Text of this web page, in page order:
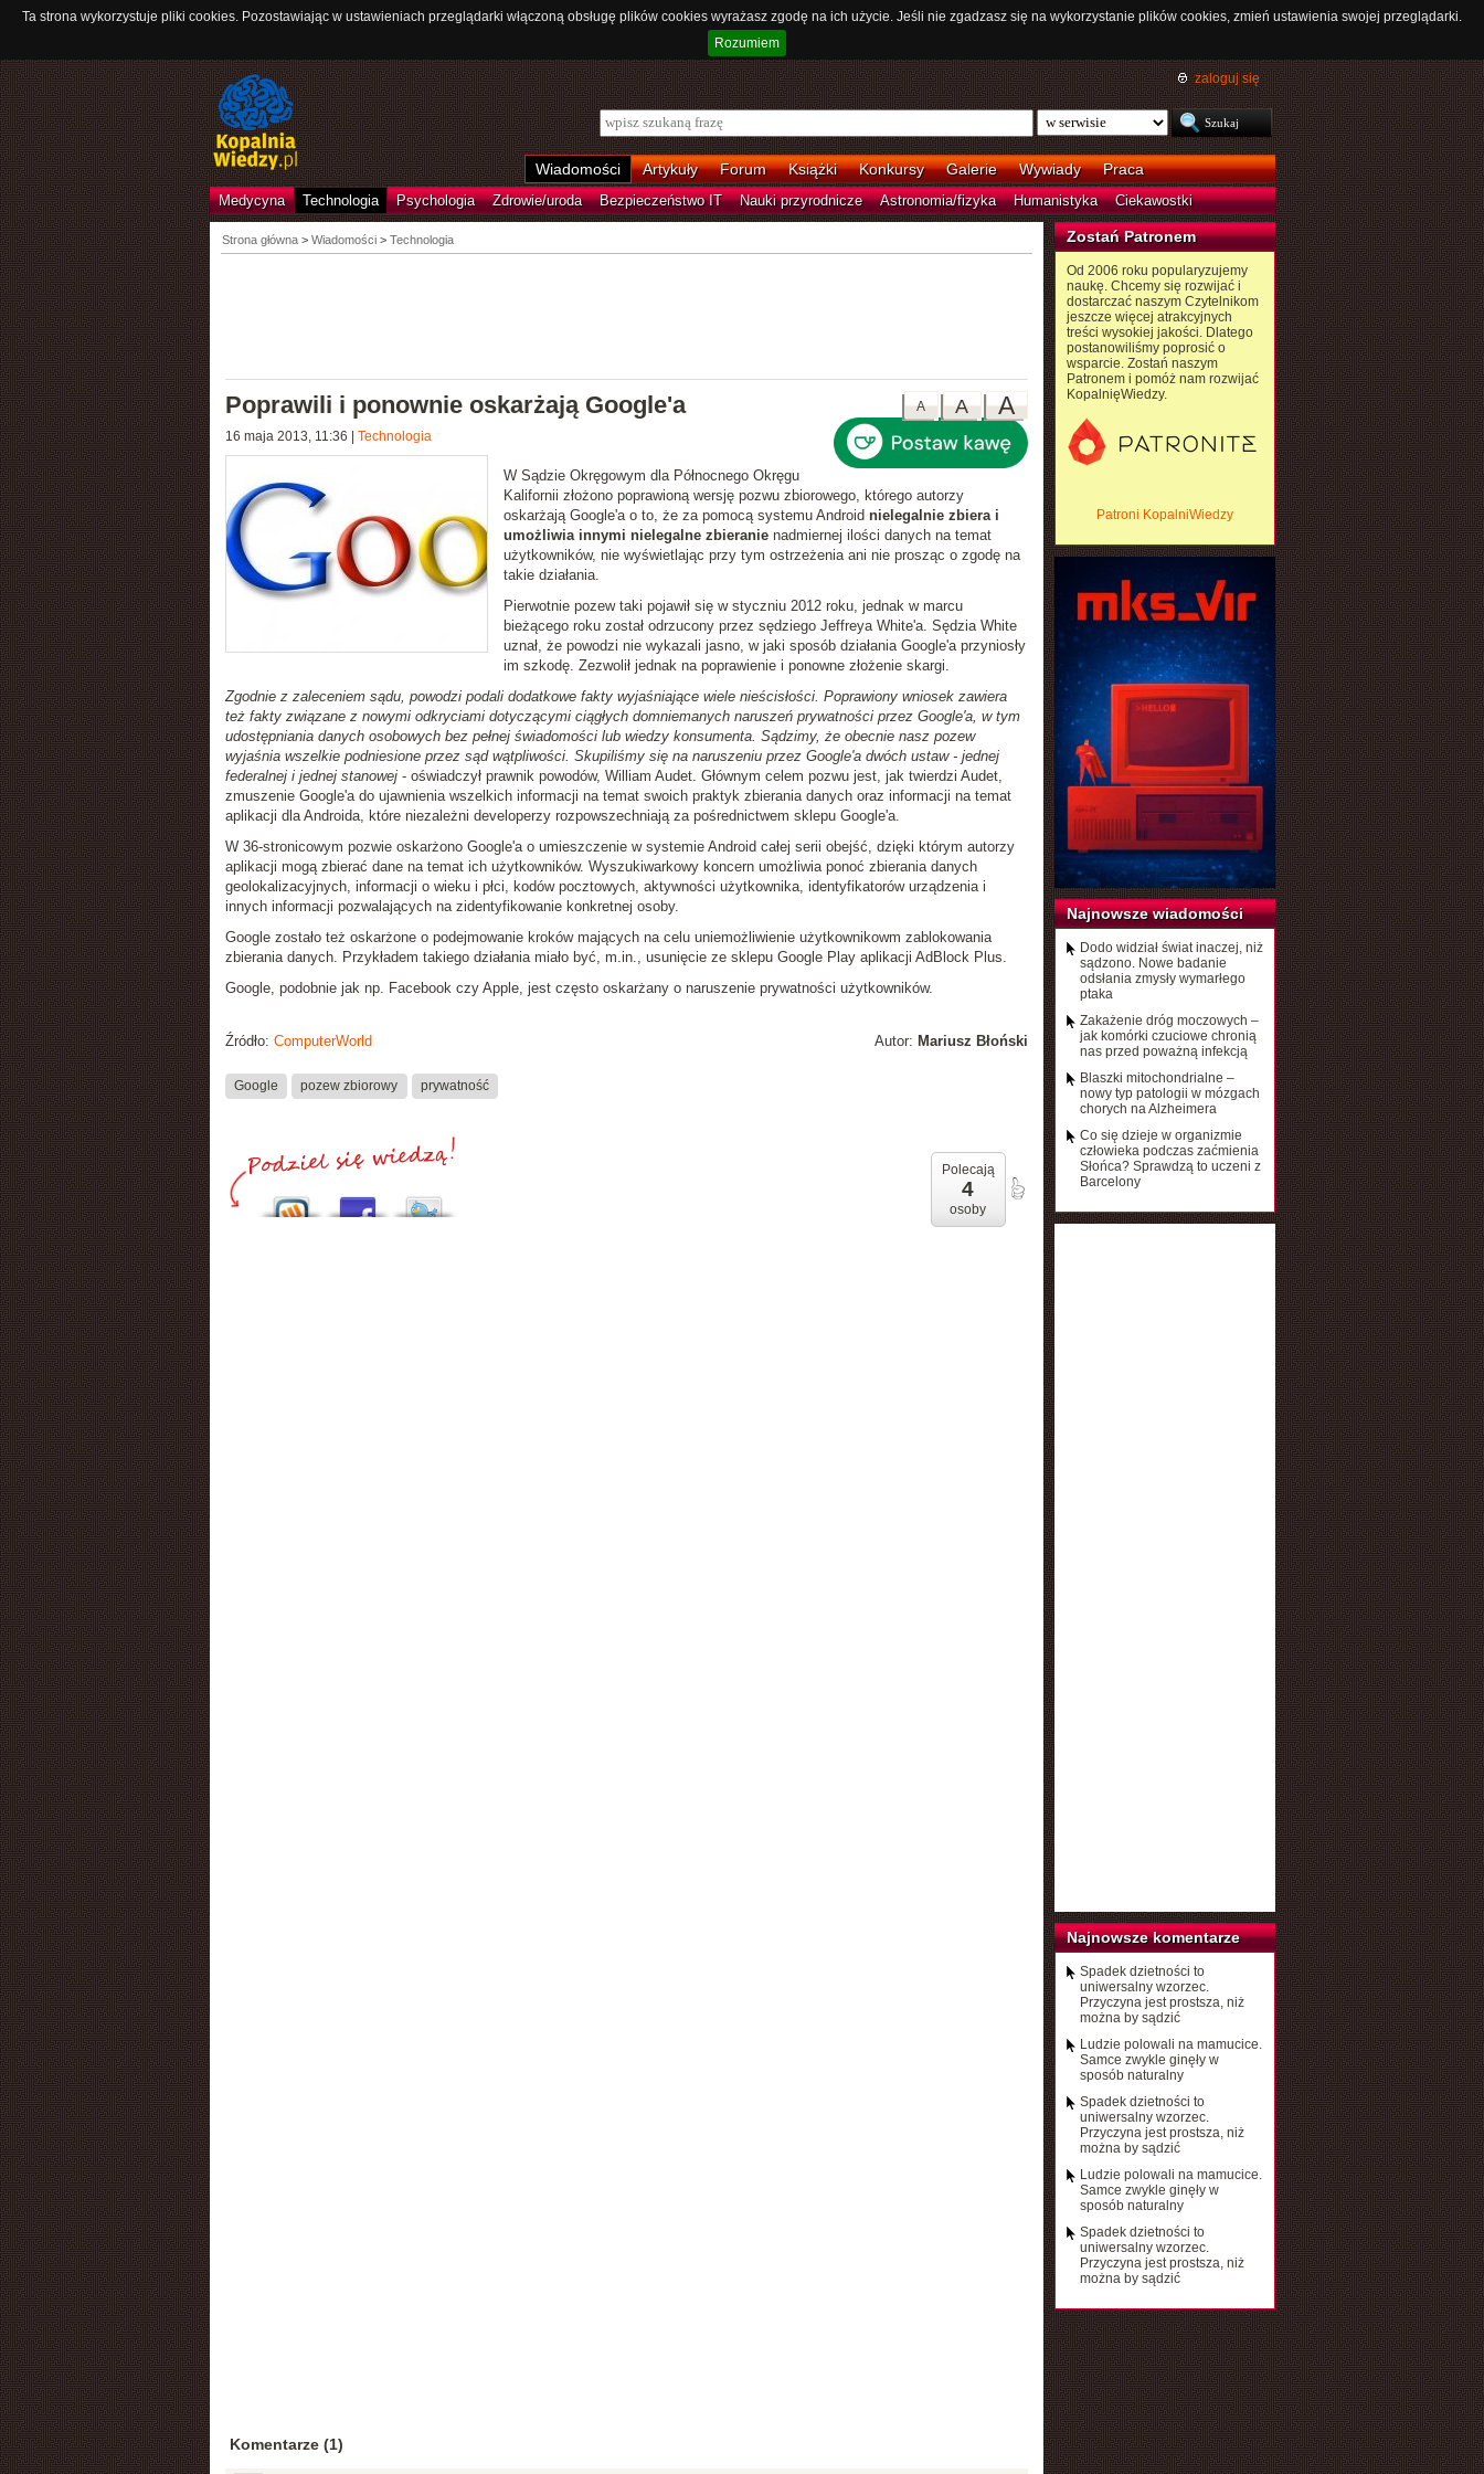
Ta strona wykorzystuje pliki cookies. Pozostawiając w ustawieniach przeglądarki włączoną obsługę plików cookies wyrażasz zgodę na ich użycie. Jeśli nie zgadzasz się na wykorzystanie plików cookies, zmień ustawienia swojej przeglądarki.
Rozumiem
zaloguj się
Wiadomości Artykuły Forum Książki Konkursy Galerie Wywiady Praca
Medycyna Technologia Psychologia Zdrowie/uroda Bezpieczeństwo IT Nauki przyrodnicze Astronomia/fizyka Humanistyka Ciekawostki
Strona główna> Wiadomości > Technologia
A
A
A
Poprawili i ponownie oskarżają Google'a
16 maja 2013, 11:36 Technologia
W Sądzie Okręgowym dla Północnego Okręgu
Kalifornii złożono poprawioną wersję pozwu zbiorowego, którego autorzy
oskarżają Google'a o to, że za pomocą systemu Android nielegalnie zbiera i
umożliwia innymi nielegalne zbieranienadmiernej ilości danych na temat
użytkowników, nie wyświetlając przy tym ostrzeżenia ani nie prosząc o zgodę na
takie działania.
Pierwotnie pozew taki pojawił się w styczniu 2012 roku, jednak w marcu
bieżącego roku został odrzucony przez sędziego Jeffreya White'a. Sędzia White
uznał, że powodzi nie wykazali jasno, w jaki sposób działania Google'a przyniosły
im szkodę. Zezwolił jednak na poprawienie i ponowne złożenie skargi.
Zgodnie z zaleceniem sądu, powodzi podali dodatkowe fakty wyjaśniające wiele nieścisłości. Poprawiony wniosek zawiera
też fakty związane z nowymi odkryciami dotyczącymi ciągłych domniemanych naruszeń prywatności przez Google'a, w tym
udostępniania danych osobowych bez pełnej świadomości lub wiedzy konsumenta. Sądzimy, że obecnie nasz pozew
wyjaśnia wszelkie podniesione przez sąd wątpliwości. Skupiliśmy się na naruszeniu przez Google'a dwóch ustaw - jednej
federalnej i jednej stanowej- oświadczył prawnik powodów, William Audet. Głównym celem pozwu jest, jak twierdzi Audet,
zmuszenie Google'a do ujawnienia wszelkich informacji na temat swoich praktyk zbierania danych oraz informacji na temat
aplikacji dla Androida, które niezależni developerzy rozpowszechniają za pośrednictwem sklepu Google'a.
W 36-stronicowym pozwie oskarżono Google'a o umieszczenie w systemie Android całej serii obejść, dzięki którym autorzy
aplikacji mogą zbierać dane na temat ich użytkowników. Wyszukiwarkowy koncern umożliwia ponoć zbierania danych
geolokalizacyjnych, informacji o wieku i płci, kodów pocztowych, aktywności użytkownika, identyfikatorów urządzenia i
innych informacji pozwalających na zidentyfikowanie konkretnej osoby.
Google zostało też oskarżone o podejmowanie kroków mających na celu uniemożliwienie użytkownikowm zablokowania
zbierania danych. Przykładem takiego działania miało być, m.in., usunięcie ze sklepu Google Play aplikacji AdBlock Plus.
Google, podobnie jak np. Facebook czy Apple, jest często oskarżany o naruszenie prywatności użytkowników.
Autor: Mariusz Błoński
Źródło: ComputerWorld
Google pozew zbiorowy prywatność
Polecają
4
osoby
Komentarze (1)
Zostań Patronem
Od 2006 roku popularyzujemy
naukę. Chcemy się rozwijać i
dostarczać naszym Czytelnikom
jeszcze więcej atrakcyjnych
treści wysokiej jakości. Dlatego
postanowiliśmy poprosić o
wsparcie. Zostań naszym
Patronem i pomóż nam rozwijać
KopalnięWiedzy.
Patroni KopalniWiedzy
Najnowsze wiadomości
Dodo widział świat inaczej, niż
sądzono. Nowe badanie
odsłania zmysły wymarłego
ptaka
Zakażenie dróg moczowych –
jak komórki czuciowe chronią
nas przed poważną infekcją
Blaszki mitochondrialne –
nowy typ patologii w mózgach
chorych na Alzheimera
Co się dzieje w organizmie
człowieka podczas zaćmienia
Słońca? Sprawdzą to uczeni z
Barcelony
Najnowsze komentarze
Spadek dzietności to
uniwersalny wzorzec.
Przyczyna jest prostsza, niż
można by sądzić
Ludzie polowali na mamucice.
Samce zwykle ginęły w
sposób naturalny
Spadek dzietności to
uniwersalny wzorzec.
Przyczyna jest prostsza, niż
można by sądzić
Ludzie polowali na mamucice.
Samce zwykle ginęły w
sposób naturalny
Spadek dzietności to
uniwersalny wzorzec.
Przyczyna jest prostsza, niż
można by sądzić